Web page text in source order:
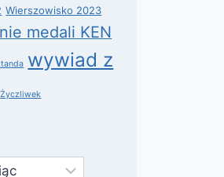
Wierszowisko 2023
medali KEN
wywiad z
Życzliwek